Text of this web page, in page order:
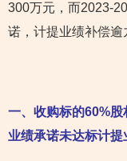
300万元，而2023-
诺，计提业绩补偿逾
一、收购标的60%
业绩承诺未达标计提